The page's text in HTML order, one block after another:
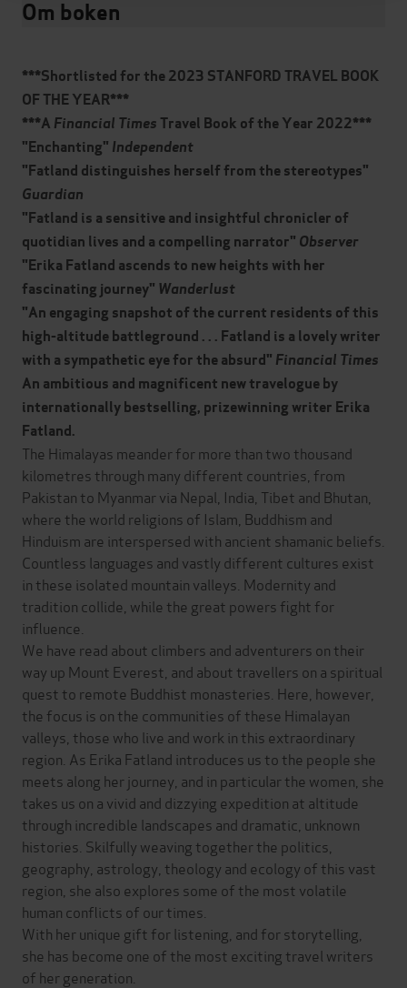
Om boken
***Shortlisted for the 2023 STANFORD TRAVEL BOOK
OF THE YEAR***
***A Financial Times Travel Book of the Year 2022***
"Enchanting" Independent
"Fatland distinguishes herself from the stereotypes"
Guardian
"Fatland is a sensitive and insightful chronicler of
quotidian lives and a compelling narrator" Observer
"Erika Fatland ascends to new heights with her
fascinating journey" Wanderlust
"An engaging snapshot of the current residents of this
high-altitude battleground . . . Fatland is a lovely writer
with a sympathetic eye for the absurd" Financial Times
An ambitious and magnificent new travelogue by
internationally bestselling, prizewinning writer Erika
Fatland.
The Himalayas meander for more than two thousand
kilometres through many different countries, from
Pakistan to Myanmar via Nepal, India, Tibet and Bhutan,
where the world religions of Islam, Buddhism and
Hinduism are interspersed with ancient shamanic beliefs.
Countless languages and vastly different cultures exist
in these isolated mountain valleys. Modernity and
tradition collide, while the great powers fight for
influence.
We have read about climbers and adventurers on their
way up Mount Everest, and about travellers on a spiritual
quest to remote Buddhist monasteries. Here, however,
the focus is on the communities of these Himalayan
valleys, those who live and work in this extraordinary
region. As Erika Fatland introduces us to the people she
meets along her journey, and in particular the women, she
takes us on a vivid and dizzying expedition at altitude
through incredible landscapes and dramatic, unknown
histories. Skilfully weaving together the politics,
geography, astrology, theology and ecology of this vast
region, she also explores some of the most volatile
human conflicts of our times.
With her unique gift for listening, and for storytelling,
she has become one of the most exciting travel writers
of her generation.